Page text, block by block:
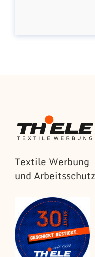
Textile Werbung
und Arbeitsschutz